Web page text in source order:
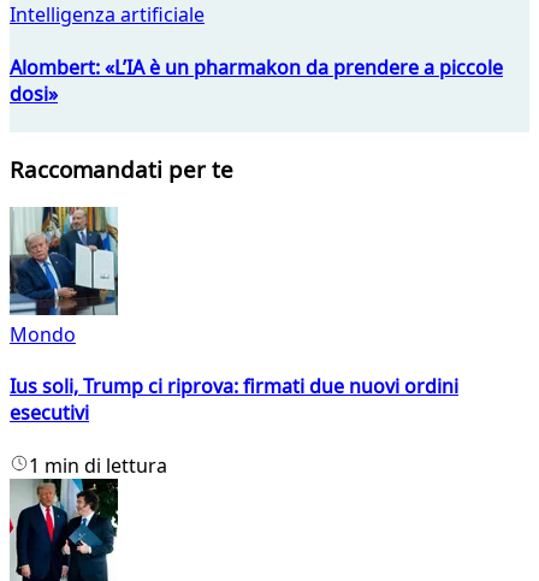
Intelligenza artificiale
Alombert: «L’IA è un pharmakon da prendere a piccole
dosi»
Raccomandati per te
Mondo
Ius soli, Trump ci riprova: firmati due nuovi ordini
esecutivi
1 min di lettura